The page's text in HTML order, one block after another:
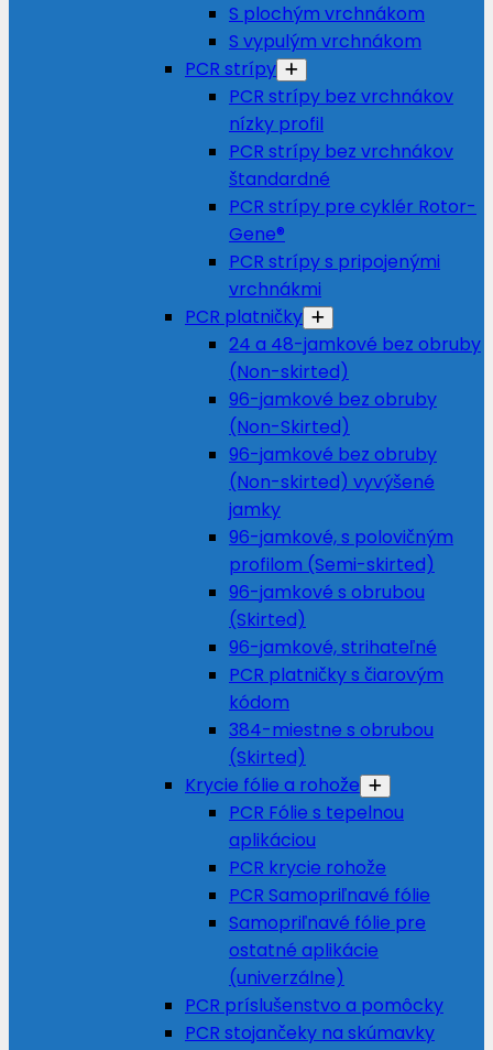
S plochým vrchnákom
S vypulým vrchnákom
PCR strípy
PCR strípy bez vrchnákov
nízky profil
PCR strípy bez vrchnákov
štandardné
PCR strípy pre cyklér Rotor-
Gene®
PCR strípy s pripojenými
vrchnákmi
PCR platničky
24 a 48-jamkové bez obruby
(Non-skirted)
96-jamkové bez obruby
(Non-Skirted)
96-jamkové bez obruby
(Non-skirted) vyvýšené
jamky
96-jamkové, s polovičným
profilom (Semi-skirted)
96-jamkové s obrubou
(Skirted)
96-jamkové, strihateľné
PCR platničky s čiarovým
kódom
384-miestne s obrubou
(Skirted)
Krycie fólie a rohože
PCR Fólie s tepelnou
aplikáciou
PCR krycie rohože
PCR Samopriľnavé fólie
Samopriľnavé fólie pre
ostatné aplikácie
(univerzálne)
PCR príslušenstvo a pomôcky
PCR stojančeky na skúmavky